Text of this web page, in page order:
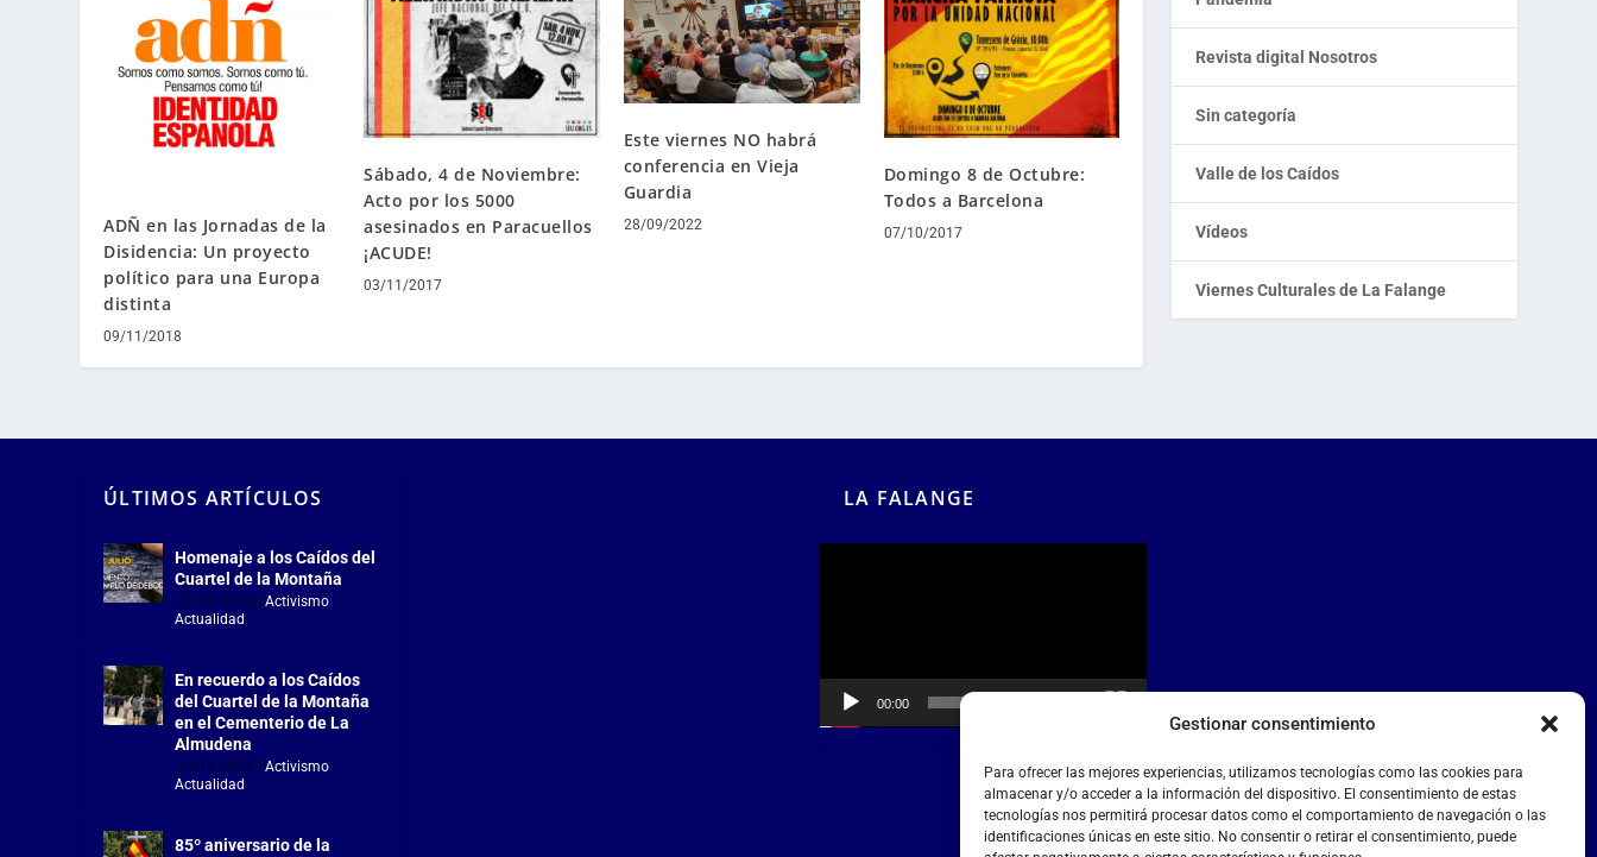
Gestionar consentimiento
Para ofrecer las mejores experiencias, utilizamos tecnologías como las cookies para
almacenar y/o acceder a la información del dispositivo. El consentimiento de estas
tecnologías nos permitirá procesar datos como el comportamiento de navegación o las
identificaciones únicas en este sitio. No consentir o retirar el consentimiento, puede
ADÑ en las Jornadas de la
Disidencia: Un proyecto
político para una Europa
distinta
09/11/2018
Sábado, 4 de Noviembre:
Acto por los 5000
asesinados en Paracuellos
¡ACUDE!
03/11/2017
Este viernes NO habrá
conferencia en Vieja
Guardia
28/09/2022
Domingo 8 de Octubre:
Todos a Barcelona
07/10/2017
Revista digital Nosotros
Sin categoría
Valle de los Caídos
Vídeos
Viernes Culturales de La Falange
ÚLTIMOS ARTÍCULOS
Homenaje a los Caídos del
Cuartel de la Montaña
Jul 18, 2026 |Activismo
Actualidad
En recuerdo a los Caídos
del Cuartel de la Montaña
en el Cementerio de La
Almudena
Jul 18, 2026 |Activismo
Actualidad
85º aniversario de la
LA FALANGE
00:00